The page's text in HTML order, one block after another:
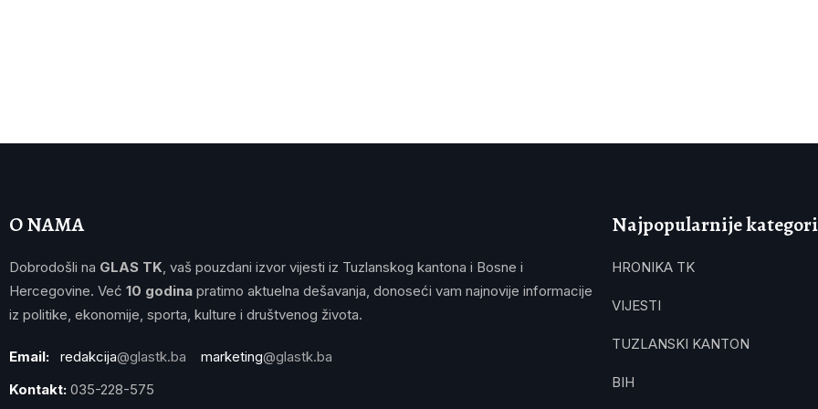
O NAMA
Dobrodošli na GLAS TK, vaš pouzdani izvor vijesti iz Tuzlanskog kantona i Bosne i
Hercegovine. Već 10 godina pratimo aktuelna dešavanja, donoseći vam najnovije informacije
iz politike, ekonomije, sporta, kulture i društvenog života.
Email: redakcija@glastk.ba marketing@glastk.ba
Kontakt: 035-228-575
Najpopularnije
HRONIKA TK
VIJESTI
TUZLANSKI KANTON
BIH